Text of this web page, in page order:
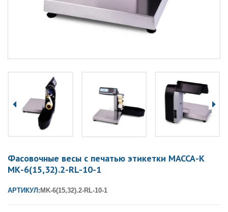
Фасовочные весы с печатью этикетки МАССА-К
МК-6(15,32).2-RL-10-1
АРТИКУЛ:MK-6(15,32).2-RL-10-1